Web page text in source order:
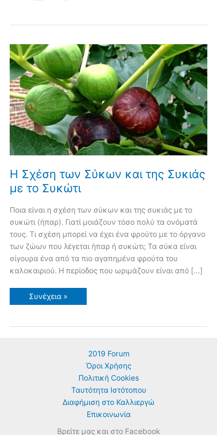
Η Σχέση των Σύκων και της Συκιάς
με το Συκώτι
Ποια είναι η σχέση των σύκων και της συκιάς με το
συκώτι (ήπαρ). Γιατί μοιάζουν τόσο πολύ τα ονόματά
τους. Τι σχέση μπορεί να έχει ένα φρούτο με το όργανο
των ζώων που λέγεται ήπαρ ή συκώτι; Τα σύκα είναι
σίγουρα ένα από τα πιο αγαπημένα φρούτα του
καλοκαιριού. Η περίοδος που ωριμάζουν είναι από […]
Η
Σχέση
και
Συνέχεια »
2019 Forum
Όροι Χρήσης
Πολιτική Cookies
Ταυτότητα Ιστότοπου
Διαφήμιση στο Καλλιεργώ
Επικοινωνία
Βρείτε μας και στο Facebook